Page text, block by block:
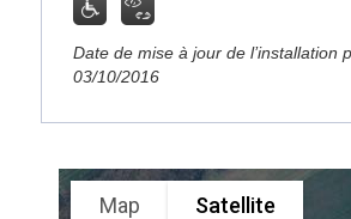
Date de mise à jour de l’installation
03/10/2016
Map Satellite